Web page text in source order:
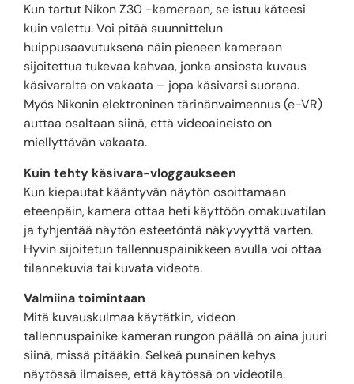
Kun tartut Nikon Z30 -kameraan, se istuu käteesi
kuin valettu. Voi pitää suunnittelun
huippusaavutuksena näin pieneen kameraan
sijoitettua tukevaa kahvaa, jonka ansiosta kuvaus
käsivaralta on vakaata – jopa käsivarsi suorana.
Myös Nikonin elektroninen tärinänvaimennus (e-VR)
auttaa osaltaan siinä, että videoaineisto on
miellyttävän vakaata.
Kuin tehty käsivara-vloggaukseen
Kun kiepautat kääntyvän näytön osoittamaan
eteenpäin, kamera ottaa heti käyttöön omakuvatilan
ja tyhjentää näytön esteetöntä näkyvyyttä varten.
Hyvin sijoitetun tallennuspainikkeen avulla voi ottaa
tilannekuvia tai kuvata videota.
Valmiina toimintaan
Mitä kuvauskulmaa käytätkin, videon
tallennuspainike kameran rungon päällä on aina juuri
siinä, missä pitääkin. Selkeä punainen kehys
näytössä ilmaisee, että käytössä on videotila.